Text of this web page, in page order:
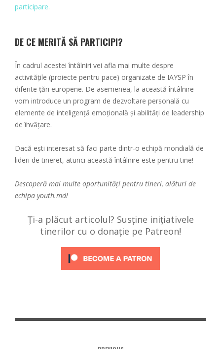
participare.
DE CE MERITĂ SĂ PARTICIPI?
În cadrul acestei întâlniri vei afla mai multe despre
activitățile (proiecte pentru pace) organizate de IAYSP în
diferite țări europene. De asemenea, la această întâlnire
vom introduce un program de dezvoltare personală cu
elemente de inteligență emoțională și abilități de leadership
de învățare.
Dacă ești interesat să faci parte dintr-o echipă mondială de
lideri de tineret, atunci această întâlnire este pentru tine!
Descoperă mai multe oportunități pentru tineri, alături de
echipa youth.md!
Ți-a plăcut articolul? Susține inițiativele
tinerilor cu o donație pe Patreon!